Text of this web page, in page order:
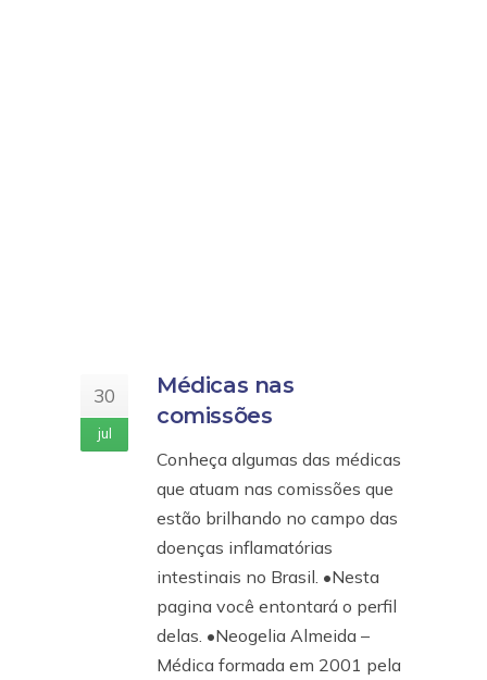
30
jul
Médicas nas
comissões
Conheça algumas das médicas
que atuam nas comissões que
estão brilhando no campo das
doenças inflamatórias
intestinais no Brasil. •Nesta
pagina você entontará o perfil
delas. •Neogelia Almeida –
Médica formada em 2001 pela